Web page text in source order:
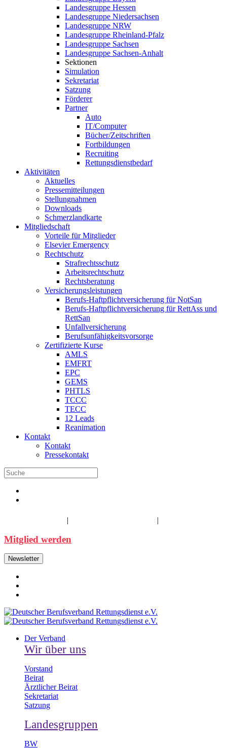
Landesgruppe Hessen
Landesgruppe Niedersachsen
Landesgruppe NRW
Landesgruppe Rheinland-Pfalz
Landesgruppe Sachsen
Landesgruppe Sachsen-Anhalt
Sektionen
Simulation
Sekretariat
Satzung
Förderer
Partner
Auto
IT/Computer
Bücher/Zeitschriften
Fortbildungen
Recruiting
Rettungsdienstbedarf
Aktivitäten
Aktuelles
Pressemitteilungen
Stellungnahmen
Downloads
Schmerzlandkarte
Mitgliedschaft
Vorteile für Mitglieder
Elsevier Emergency
Rechtschutz
Strafrechtsschutz
Arbeitsrechtschutz
Rechtsberatung
Versicherungsleistungen
Berufs-Haftpflichtversicherung für NotSan
Berufs-Haftpflichtversicherung für RettAss und
RettSan
Unfallversicherung
Berufsunfähigkeitsvorsorge
Zertifizierte Kurse
AMLS
EMFRT
EPC
GEMS
PHTLS
TCCC
TECC
12 Leads
Reanimation
Kontakt
Kontakt
Pressekontakt
| |
Mitglied werden
Newsletter
Der Verband
Wir über uns
Vorstand
Beirat
Ärztlicher Beirat
Sekretariat
Satzung
Landesgruppen
BW